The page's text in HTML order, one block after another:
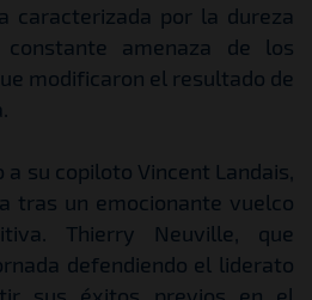
caracterizada por la dureza
amenaza de los
modificaron el resultado de
a su copiloto Vincent Landais,
tras un emocionante vuelco
Thierry Neuville, que
defendiendo el liderato